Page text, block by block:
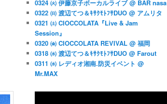
0324 ㈫ 伊藤京子ボーカルライブ @ BAR nasa
0322 ㈰ 渡辺てつ＆ｷｻｸﾓﾄﾌｻDUO @ アムリタ
0321 ㈯ CIOCCOLATA『Live & Jam
Session』
0320 ㈮ CIOCCOLATA REVIVAL @ 福岡
0318 ㈬ 渡辺てつ＆ｷｻｸﾓﾄﾌｻDUO @ Farout
0311 ㈬ レディオ湘南.防災イベント @
Mr.MAX